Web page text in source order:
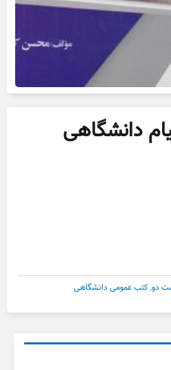
دانشگاهی
دو,کتب عمومی دانشگاهی